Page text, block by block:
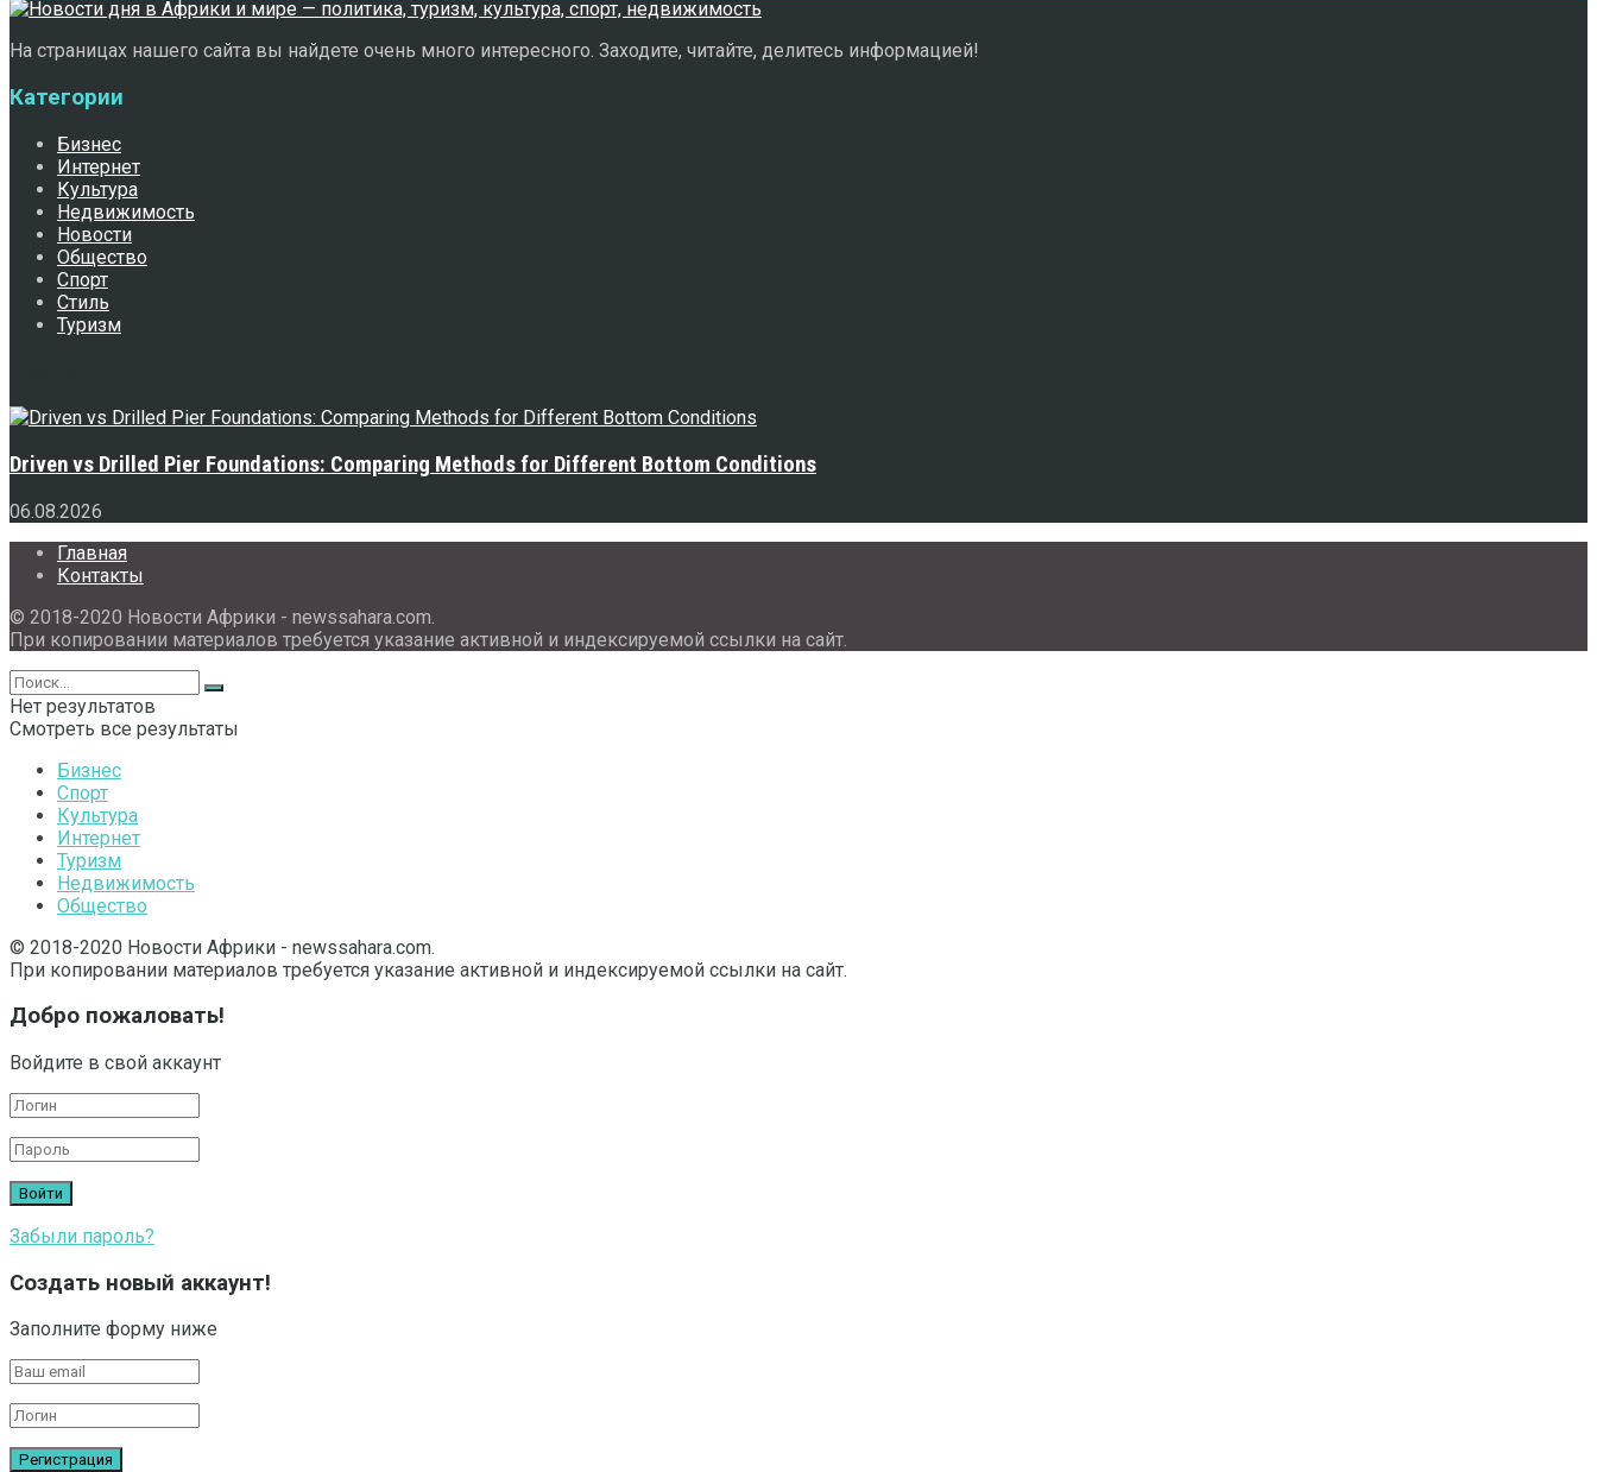
На страницах нашего сайта вы найдете очень много интересного. Заходите, читайте, делитесь информацией!
Категории
Бизнес
Интернет
Культура
Недвижимость
Новости
Общество
Спорт
Стиль
Туризм
Driven vs Drilled Pier Foundations: Comparing Methods for Different Bottom Conditions
06.08.2026
Главная
Контакты
© 2018-2020 Новости Африки - newssahara.com.
При копировании материалов требуется указание активной и индексируемой ссылки на сайт.
Нет результатов
Смотреть все результаты
Бизнес
Спорт
Культура
Интернет
Туризм
Недвижимость
Общество
© 2018-2020 Новости Африки - newssahara.com.
При копировании материалов требуется указание активной и индексируемой ссылки на сайт.
Добро пожаловать!
Войдите в свой аккаунт
Забыли пароль?
Создать новый аккаунт!
Заполните форму ниже